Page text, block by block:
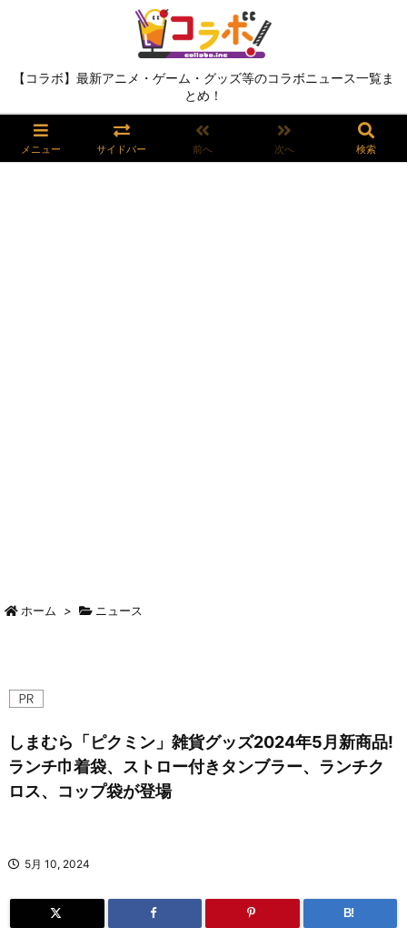
【コラボ】最新アニメ・ゲーム・グッズ等のコラボニュース一覧ま
とめ！
メニュー サイドバー 前へ 次へ 検索
ホーム > ニュース
しまむら「ピクミン」雑貨グッズ2024年5月新商品!
ランチ巾着袋、ストロー付きタンブラー、ランチク
ロス、コップ袋が登場
5月 10, 2024
B!